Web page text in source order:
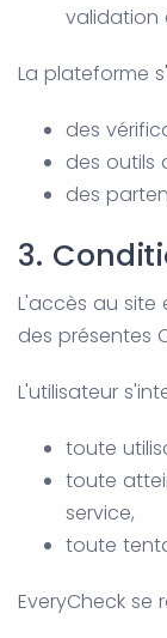
validation
La plateforme
des
des outils
des
3.
L'accès au site
des présentes
L'utilisateur
toute
toute
service,
toute
EveryCheck se